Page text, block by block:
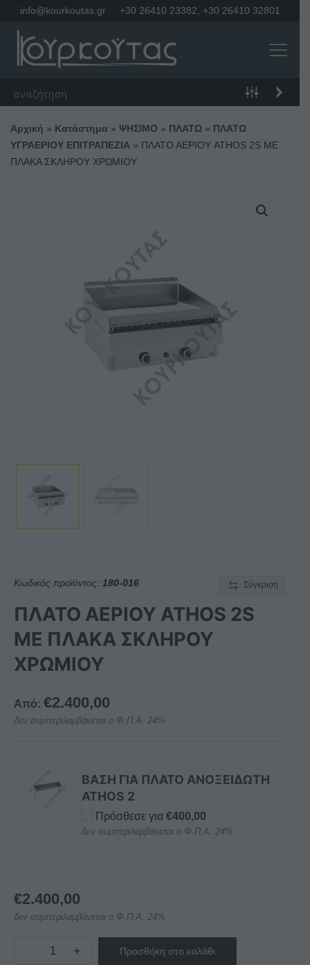
info@kourkoutas.gr +30 26410 23382 +30 26410 32801
Αρχική » Κατάστημα » ΨΗΣΙΜΟ » ΠΛΑΤΩ » ΠΛΑΤΩ
ΥΓΡΑΕΡΙΟΥ ΕΠΙΤΡΑΠΕΖΙΑ » ΠΛΑΤΟ ΑΕΡΙΟΥ ATHOS 2S ΜΕ
ΠΛΑΚΑ ΣΚΛΗΡΟΥ ΧΡΩΜΙΟΥ
Κωδικός προϊόντος: 180-016 Σύγκριση
ΠΛΑΤΟ ΑΕΡΙΟΥ ATHOS 2S
ΜΕ ΠΛΑΚΑ ΣΚΛΗΡΟΥ
ΧΡΩΜΙΟΥ
Από: €2.400,00
δεν συμπεριλαμβάνεται ο Φ.Π.Α. 24%
ΒΑΣΗ ΓΙΑ ΠΛΑΤΟ ΑΝΟΞΕΙΔΩΤΗ
ATHOS 2
Πρόσθεσε για€400,00
δεν συμπεριλαμβάνεται ο Φ.Π.Α. 24%
€2.400,00
δεν συμπεριλαμβάνεται ο Φ.Π.Α. 24%
ΠΛΑΤΟ
+ Προσθήκη στο καλάθι